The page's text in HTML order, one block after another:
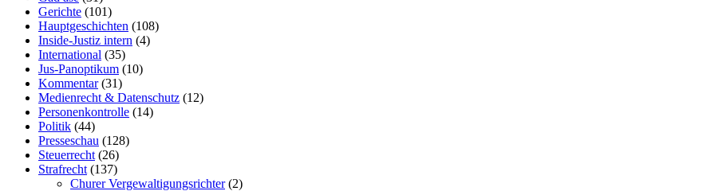
Gerichte (101)
Hauptgeschichten (108)
Inside-Justiz intern (4)
International (35)
Jus-Panoptikum (10)
Kommentar(31)
Medienrecht & Datenschutz (12)
Personenkontrolle (14)
Politik (44)
Presseschau (128)
Steuerrecht (26)
Strafrecht (137)
Churer Vergewaltigungsrichter(2)